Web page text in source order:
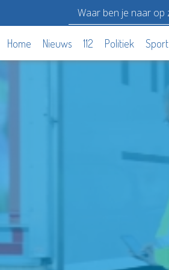
Home Nieuws 112 Politiek Sport